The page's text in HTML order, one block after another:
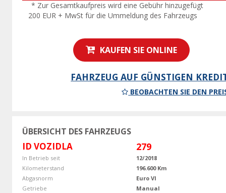
* Zur Gesamtkaufpreis wird eine Gebühr hinzugefügt
200 EUR + MwSt für die Ummeldung des Fahrzeugs
KAUFEN SIE ONLINE
FAHRZEUG AUF GÜNSTIGEN
BEOBACHTEN SIE DEN
ÜBERSICHT DES FAHRZEUGS
ID VOZIDLA 279
In Betrieb seit
12/2018
Kilometerstand
196.600 Km
Abgasnorm
Euro VI
Getriebe
Manual